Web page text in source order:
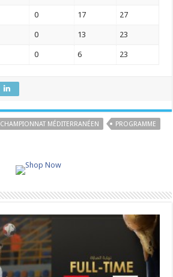
0 17 27
0 13 23
0 6 23
CHAMPIONNAT MÉDITERRANÉEN
PROGRAMME